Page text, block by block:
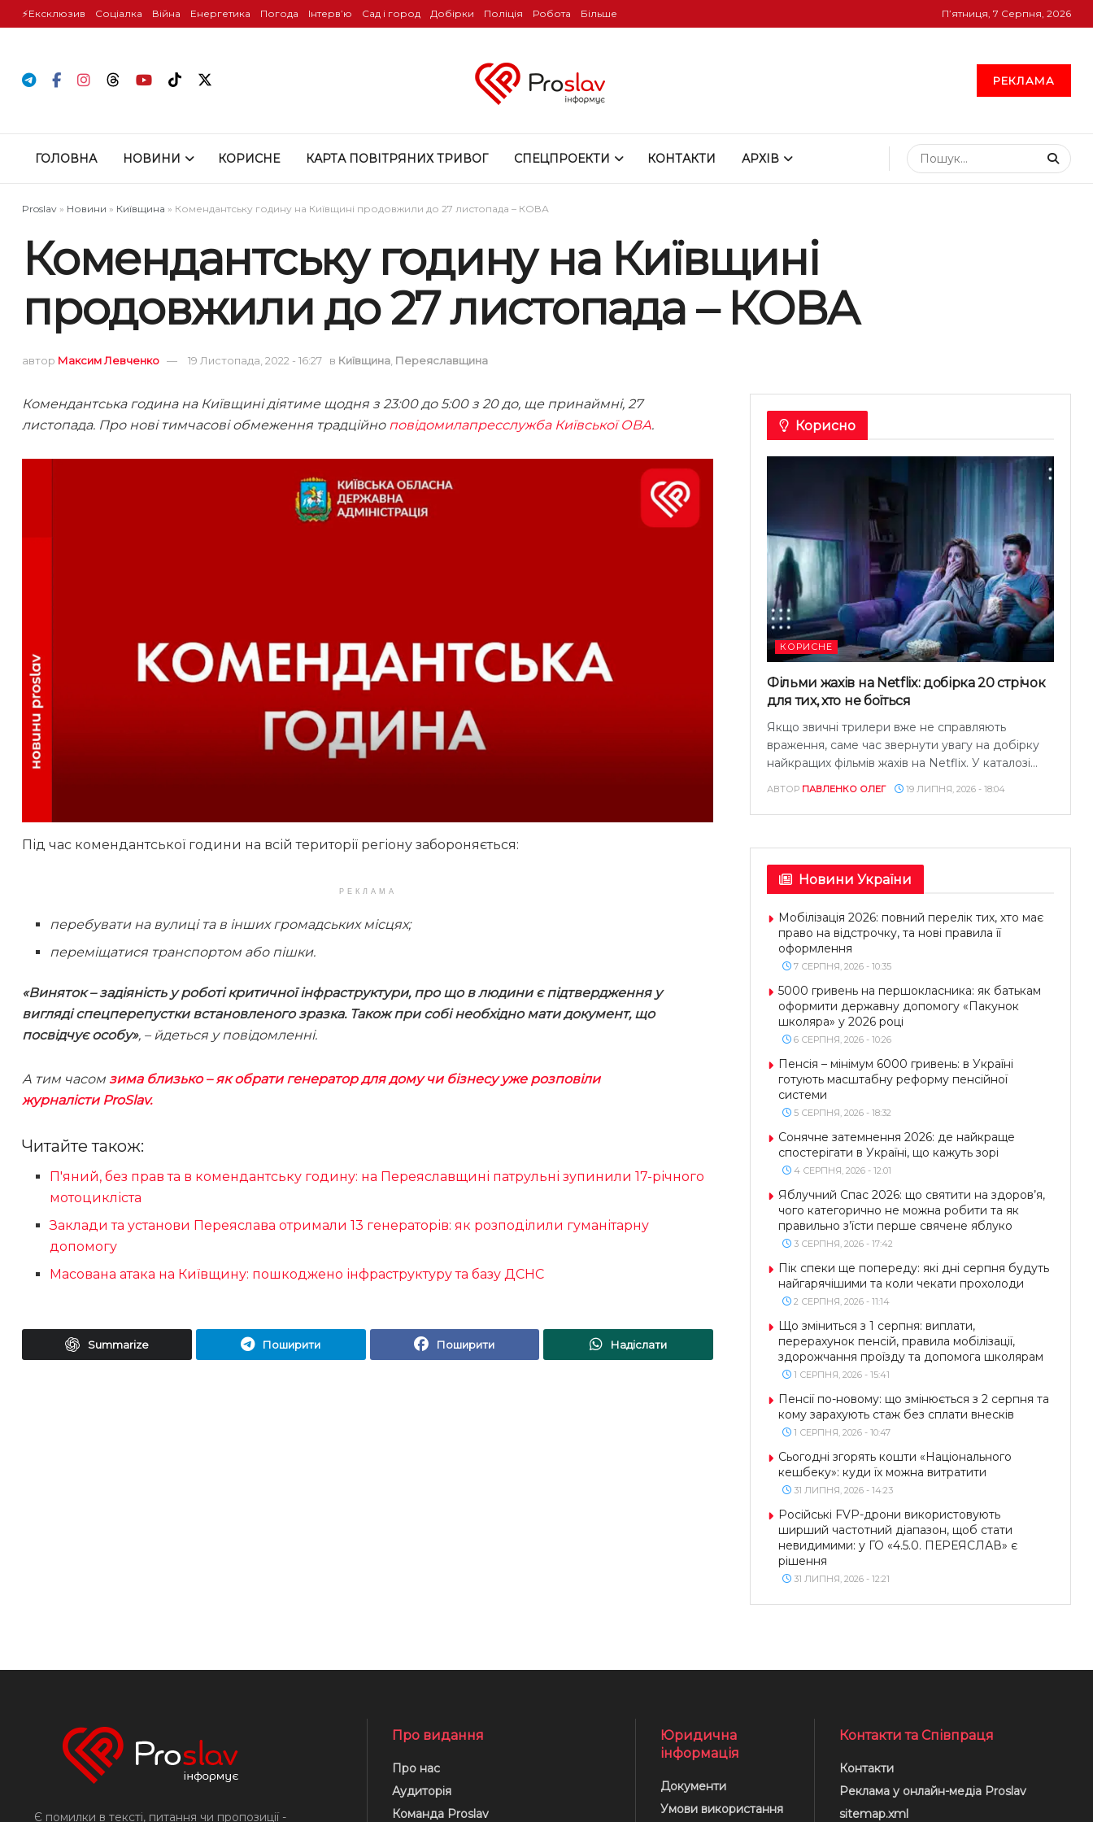
⚡️Ексклюзив Соціалка Війна Енергетика Погода Інтервʼю Сад і город Добірки Поліція Робота Більше П’ятниця, 7 Серпня, 2026
РЕКЛАМА
ГОЛОВНА НОВИНИ КОРИСНЕ КАРТА ПОВІТРЯНИХ ТРИВОГ СПЕЦПРОЕКТИ КОНТАКТИ АРХІВ
Proslav » Новини » Київщина » Комендантську годину на Київщині продовжили до 27 листопада – КОВА
Комендантську годину на Київщині
продовжили до 27 листопада – КОВА
автор Максим Левченко 19 Листопада, 2022 - 16:27 в Київщина, Переяславщина
Комендантська година на Київщині діятиме щодня з 23:00 до 5:00 з 20 до, ще принаймні, 27
листопада. Про нові тимчасові обмеження традційно повідомилапресслужба Київської ОВА.
Під час комендантської години на всій території регіону забороняється:
РЕКЛАМА
перебувати на вулиці та в інших громадських місцях;
переміщатися транспортом або пішки.
«Виняток – задіяність у роботі критичної інфраструктури, про що в людини є підтвердження у
вигляді спецперепустки встановленого зразка. Також при собі необхідно мати документ, що
посвідчує особу», – йдеться у повідомленні.
А тим часом зима близько – як обрати генератор для дому чи бізнесу уже розповіли
журналісти ProSlav.
Читайте також:
П'яний, без прав та в комендантську годину: на Переяславщині патрульні зупинили 17-річного
мотоцикліста
Заклади та установи Переяслава отримали 13 генераторів: як розподілили гуманітарну
допомогу
Масована атака на Київщину: пошкоджено інфраструктуру та базу ДСНС
Summarize Поширити Поширити Надіслати
Корисно
КОРИСНЕ
Фільми жахів на Netflix: добірка 20 стрічок
для тих, хто не боїться
Якщо звичні трилери вже не справляють
враження, саме час звернути увагу на добірку
найкращих фільмів жахів на Netflix. У каталозі...
АВТОР ПАВЛЕНКО ОЛЕГ 19 ЛИПНЯ, 2026 - 18:04
Новини України
Мобілізація 2026: повний перелік тих, хто має
право на відстрочку, та нові правила її
оформлення
7 СЕРПНЯ, 2026 - 10:35
5000 гривень на першокласника: як батькам
оформити державну допомогу «Пакунок
школяра» у 2026 році
6 СЕРПНЯ, 2026 - 10:26
Пенсія – мінімум 6000 гривень: в Україні
готують масштабну реформу пенсійної
системи
5 СЕРПНЯ, 2026 - 18:32
Сонячне затемнення 2026: де найкраще
спостерігати в Україні, що кажуть зорі
4 СЕРПНЯ, 2026 - 12:01
Яблучний Спас 2026: що святити на здоров’я,
чого категорично не можна робити та як
правильно з’їсти перше свячене яблуко
3 СЕРПНЯ, 2026 - 17:42
Пік спеки ще попереду: які дні серпня будуть
найгарячішими та коли чекати прохолоди
2 СЕРПНЯ, 2026 - 11:14
Що зміниться з 1 серпня: виплати,
перерахунок пенсій, правила мобілізації,
здорожчання проїзду та допомога школярам
1 СЕРПНЯ, 2026 - 15:41
Пенсії по-новому: що змінюється з 2 серпня та
кому зарахують стаж без сплати внесків
1 СЕРПНЯ, 2026 - 10:47
Сьогодні згорять кошти «Національного
кешбеку»: куди їх можна витратити
31 ЛИПНЯ, 2026 - 14:23
Російські FVP-дрони використовують
ширший частотний діапазон, щоб стати
невидимими: у ГО «4.5.0. ПЕРЕЯСЛАВ» є
рішення
31 ЛИПНЯ, 2026 - 12:21
Є помилки в тексті, питання чи пропозиції -
Про видання
Про нас
Аудиторія
Команда Proslav
Юридична
інформація
Документи
Умови використання
Контакти та Співпраця
Контакти
Реклама у онлайн-медіа Proslav
sitemap.xml